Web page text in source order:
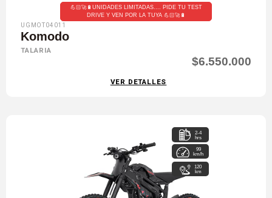
💪🏻🚀🔋UNIDADES LIMITADAS.... PIDE TU TEST
DRIVE Y VEN POR LA TUYA 💪🏻🚀🔋
UGMOT04011
Komodo
TALARIA
$6.550.000
VER DETALLES
2-4
hrs
99
km/h
120
km